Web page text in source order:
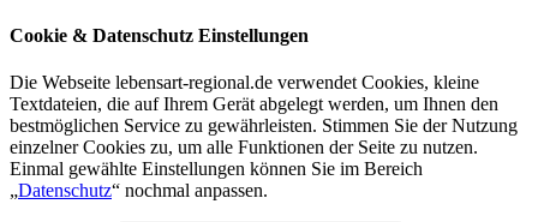
Cookie & Datenschutz Einstellungen
Die Webseite lebensart-regional.de verwendet Cookies, kleine
Textdateien, die auf Ihrem Gerät abgelegt werden, um Ihnen den
bestmöglichen Service zu gewährleisten. Stimmen Sie der Nutzung
einzelner Cookies zu, um alle Funktionen der Seite zu nutzen.
Einmal gewählte Einstellungen können Sie im Bereich
„Datenschutz“ nochmal anpassen.